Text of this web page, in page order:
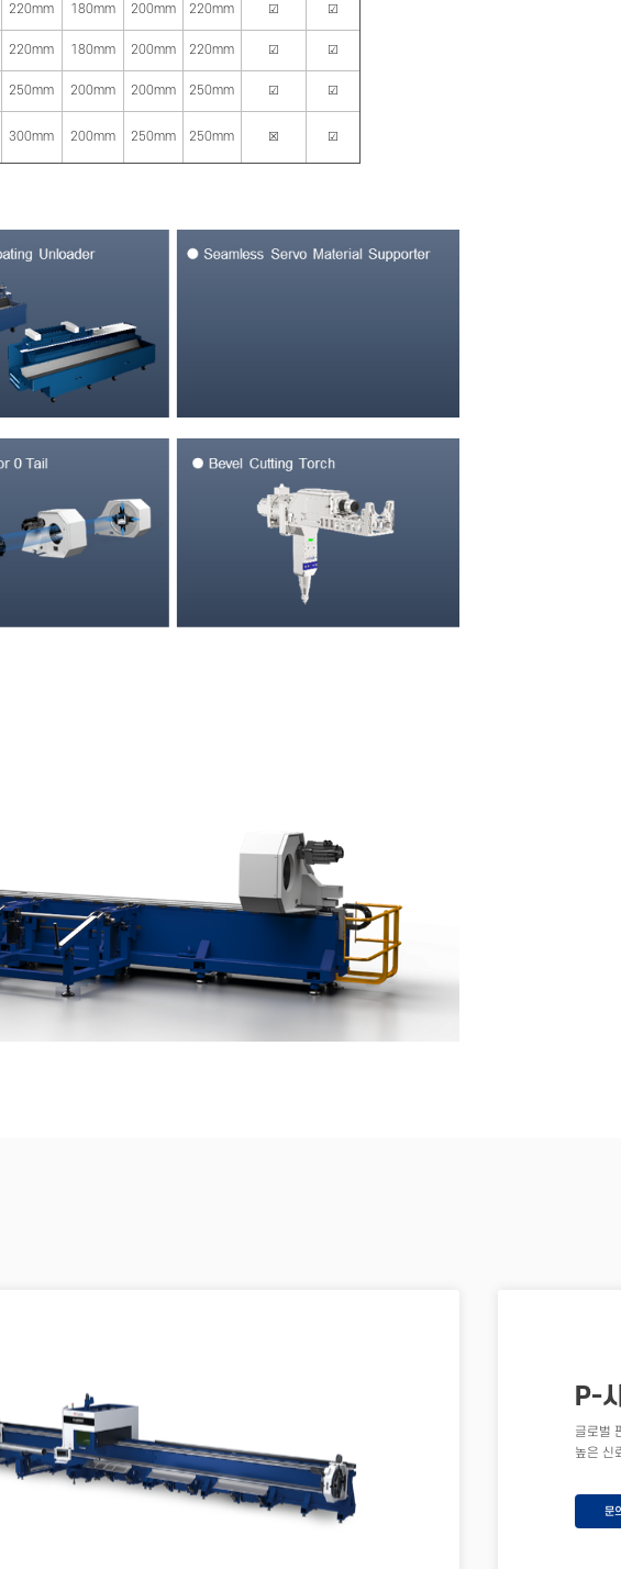
220mm 180mm 200mm 220mm ☑ ☑
220mm 180mm 200mm 220mm ☑ ☑
250mm 200mm 200mm 250mm ☑ ☑
300mm 200mm 250mm 250mm ☒ ☑
P-
글로벌
높은 신
문